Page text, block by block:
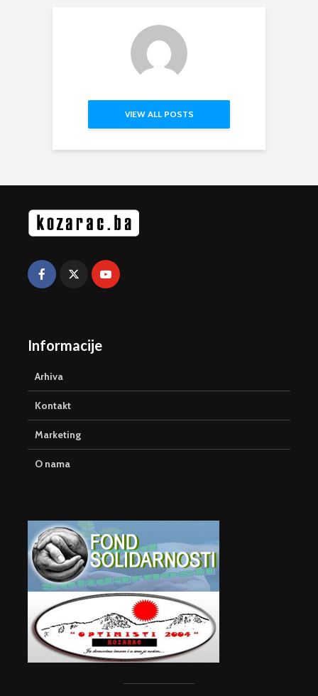
VIEW ALL POSTS
Informacije
Arhiva
Kontakt
Marketing
O nama